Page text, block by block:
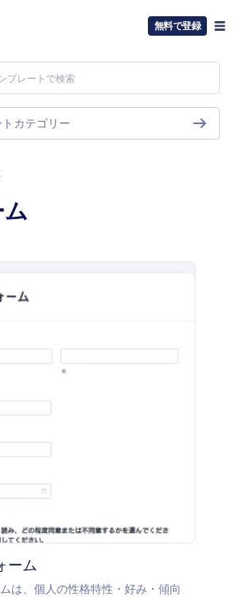
無料で登録
ーム
は、個人の性格特性・好み・傾向
カテゴリー